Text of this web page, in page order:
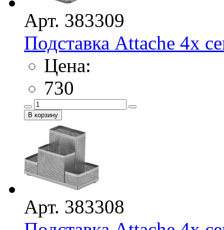
Арт. 383309
Подставка Attache 4х
Цена:
730
Арт. 383308